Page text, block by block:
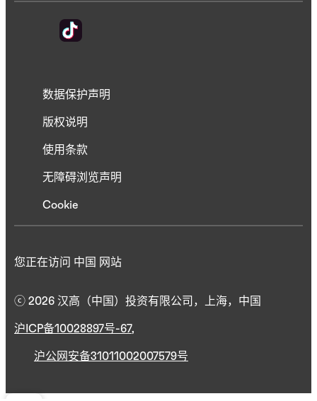
数据保护声明
版权说明
使用条款
无障碍浏览声明
Cookie
ⓒ 2026 汉高（中国）投资有限公司，上海，中国
沪ICP备10028897号-67,
沪公网安备31011002007579号
您正在访问 中国 网站